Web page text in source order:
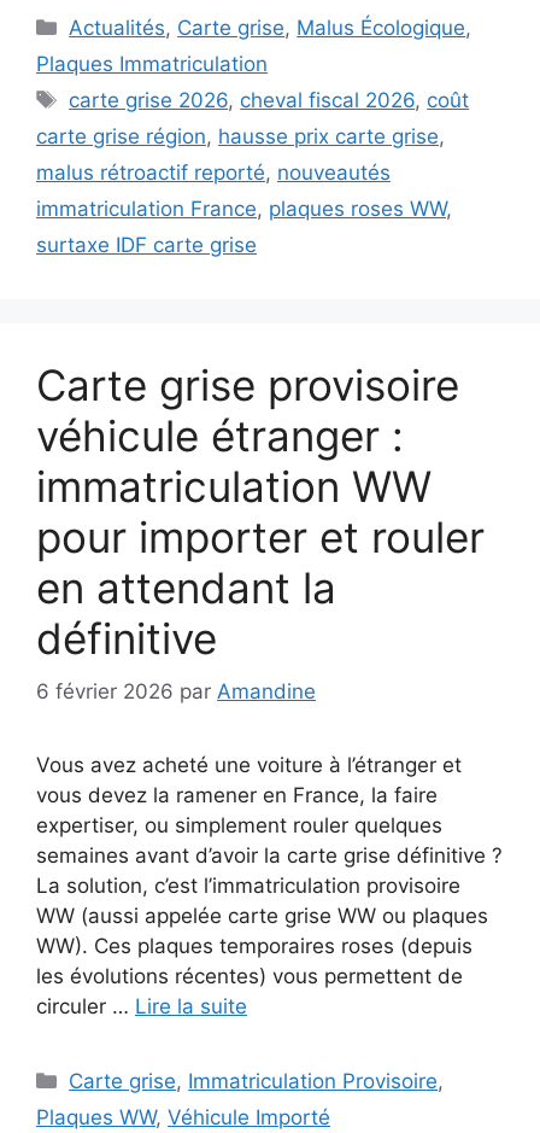
Catégories
Actualités, Carte grise, Malus Écologique,
Plaques Immatriculation
Étiquettes
carte grise 2026, cheval fiscal 2026, coût
carte grise région, hausse prix carte grise,
malus rétroactif reporté, nouveautés
immatriculation France, plaques roses WW,
surtaxe IDF carte grise
Carte grise provisoire
véhicule étranger :
immatriculation WW
pour importer et rouler
en attendant la
définitive
6 février 2026 par Amandine
Vous avez acheté une voiture à l’étranger et
vous devez la ramener en France, la faire
expertiser, ou simplement rouler quelques
semaines avant d’avoir la carte grise définitive ?
La solution, c’est l’immatriculation provisoire
WW (aussi appelée carte grise WW ou plaques
WW). Ces plaques temporaires roses (depuis
les évolutions récentes) vous permettent de
circuler … Lire la suite
Catégories
Carte grise, Immatriculation Provisoire,
Plaques WW, Véhicule Importé